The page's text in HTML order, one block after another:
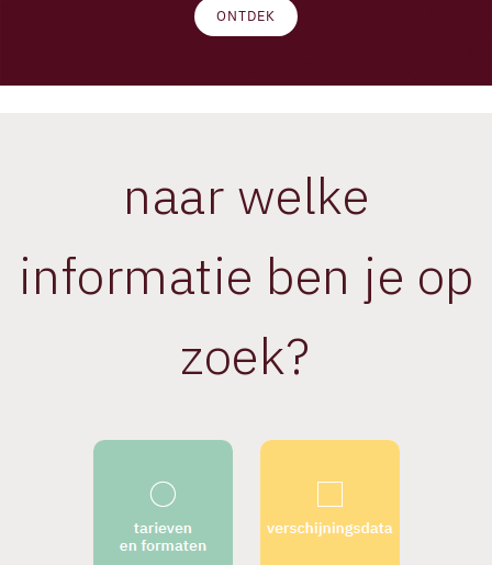
ONTDEK
naar welke
informatie ben je op
zoek?